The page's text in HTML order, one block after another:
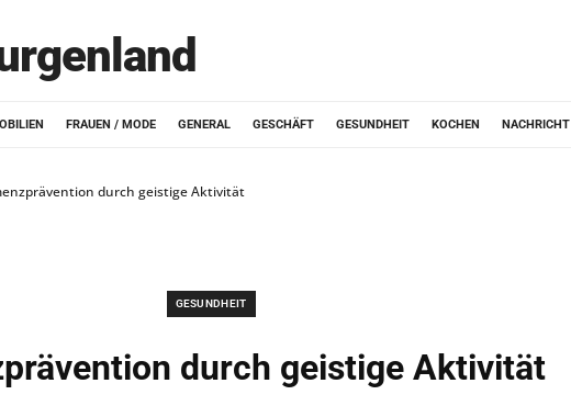
FRAUEN / MODE GENERAL GESCHÄFT GESUNDHEIT KOCHEN NACHRICHT
durch geistige Aktivität
GESUNDHEIT
durch geistige Aktivität